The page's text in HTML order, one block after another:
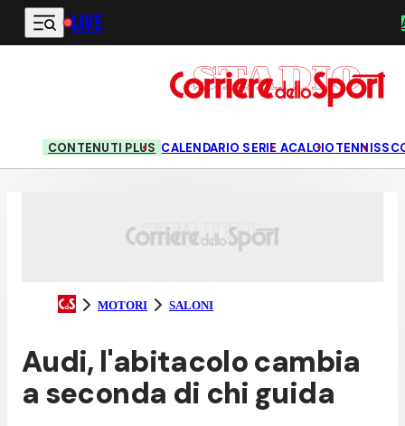
Vai al contenuto principale
LIVE
CONTENUTI PLUS CALENDARIO SERIE ACALCIOTENNIS
MOTORI SALONI
Audi, l'abitacolo cambia
a seconda di chi guida